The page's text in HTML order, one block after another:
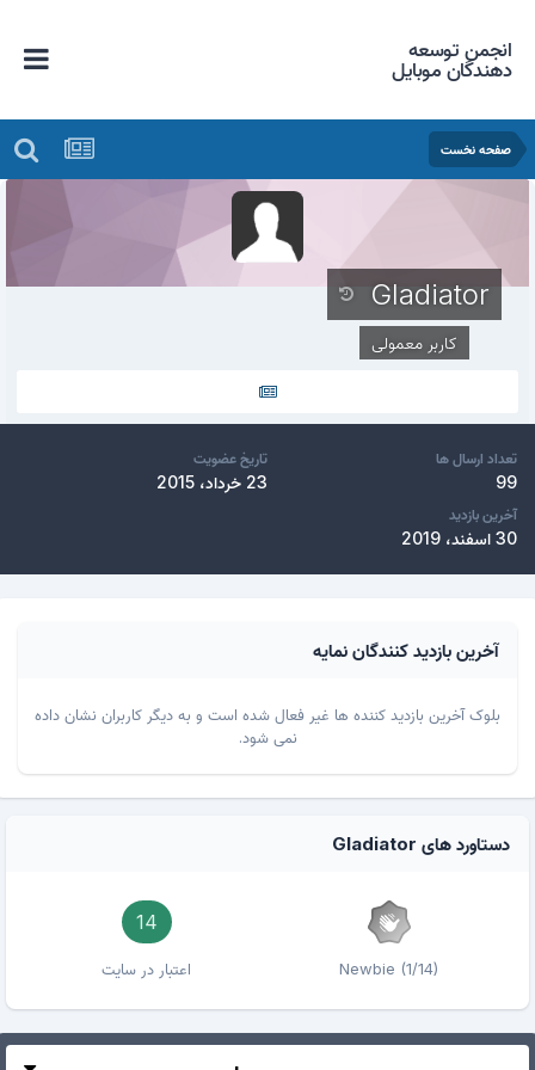
انجمن توسعه
دهندگان موبایل
صفحه نخست
Gladiator
کاربر معمولی
تعداد ارسال ها
99
تاریخ عضویت
23 خرداد، 2015
آخرین بازدید
30 اسفند، 2019
آخرین بازدید کنندگان نمایه
بلوک آخرین بازدید کننده ها غیر فعال شده است و به دیگر کاربران نشان داده
نمی شود.
دستاورد های Gladiator
Newbie (1/14)
14
اعتبار در سایت